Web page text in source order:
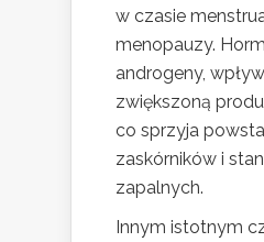
w czasie
menopauzy.
androgeny,
zwiększoną
co sprzyja
zaskórników i
zapalnych.
Innym istotnym